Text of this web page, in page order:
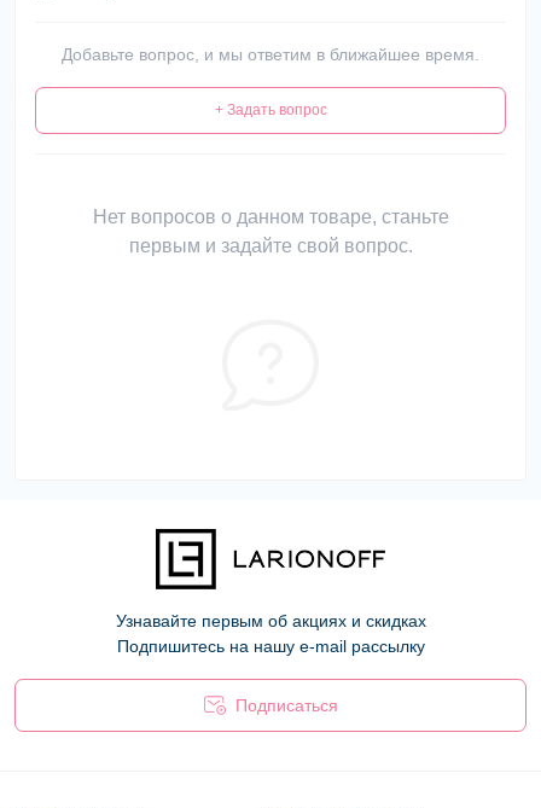
Добавьте вопрос, и мы ответим в ближайшее время.
+ Задать вопрос
Нет вопросов о данном товаре, станьте
первым и задайте свой вопрос.
Узнавайте первым об акциях и скидках
Подпишитесь на нашу e-mail рассылку
Подписаться